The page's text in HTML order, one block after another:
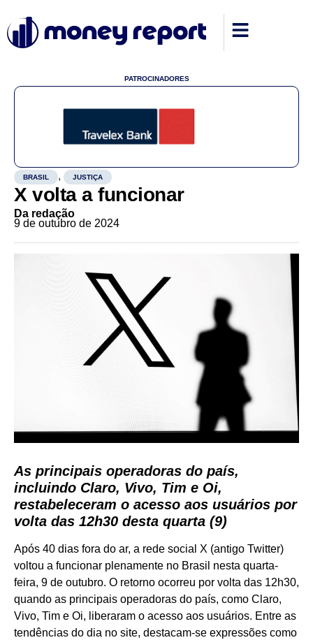
PATROCINADORES
BRASIL , JUSTIÇA
X volta a funcionar
Da redação
9 de outubro de 2024
As principais operadoras do país,
incluindo Claro, Vivo, Tim e Oi,
restabeleceram o acesso aos usuários por
volta das 12h30 desta quarta (9)
Após 40 dias fora do ar, a rede social X (antigo Twitter)
voltou a funcionar plenamente no Brasil nesta quarta-
feira, 9 de outubro. O retorno ocorreu por volta das 12h30,
quando as principais operadoras do país, como Claro,
Vivo, Tim e Oi, liberaram o acesso aos usuários. Entre as
tendências do dia no site, destacam-se expressões como